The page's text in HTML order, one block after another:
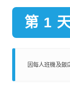
第 1
因每人班機及飯